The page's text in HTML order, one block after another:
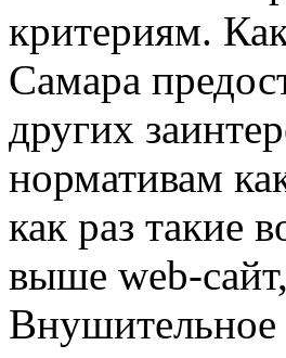
критериям.
Самара
других
нормативам
как раз такие
выше web-
Внушительное